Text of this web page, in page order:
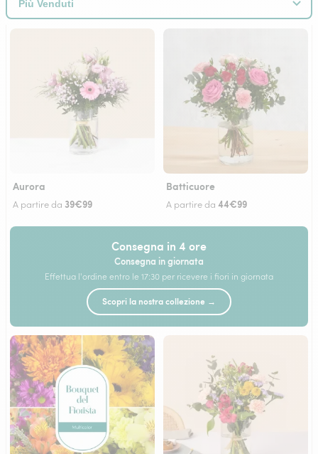
Aurora
A partire da 39€99
Batticuore
A partire da 44€99
Consegna in 4 ore
Consegna in giornata
Effettua l'ordine entro le 17:30 per ricevere i fiori in giornata
Scopri la nostra collezione →